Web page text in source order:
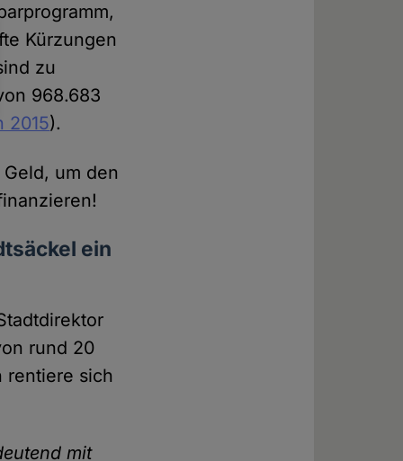
Kürzungen
zu
968.683
2015).
um den
ein
rund 20
rentiere sich
mit